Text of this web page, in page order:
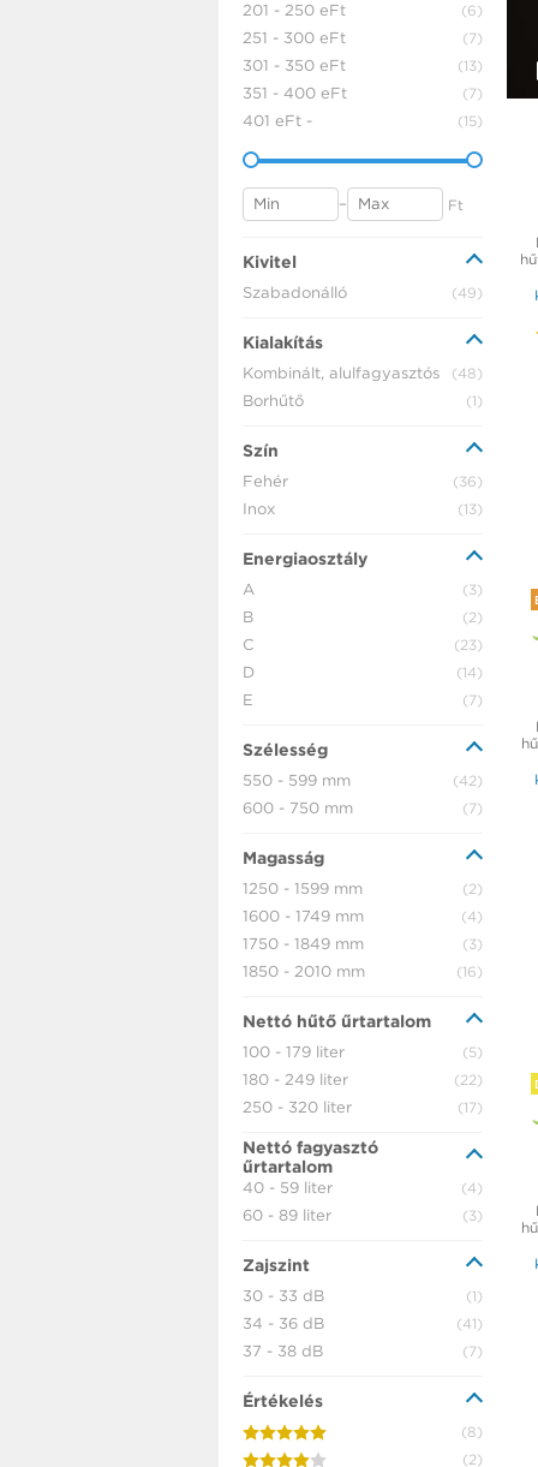
201 - 250 eFt
(6)
251 - 300 eFt
(7)
301 - 350 eFt
(13)
351 - 400 eFt
(7)
401 eFt -
(15)
– Ft
Kivitel
Szabadonálló (49)
Kialakítás
Kombinált, alulfagyasztós
(48)
Borhűtő
(1)
Szín
Fehér
(36)
Inox
(13)
Energiaosztály
A
(3)
B
(2)
C
(23)
D
(14)
E
(7)
Szélesség
550 - 599 mm
(42)
600 - 750 mm
(7)
Magasság
1250 - 1599 mm
(2)
1600 - 1749 mm
(4)
1750 - 1849 mm
(3)
1850 - 2010 mm
(16)
Nettó hűtő űrtartalom
100 - 179 liter
(5)
180 - 249 liter
(22)
250 - 320 liter
(17)
Nettó fagyasztó
űrtartalom
40 - 59 liter
(4)
60 - 89 liter
(3)
Zajszint
30 - 33 dB
(1)
34 - 36 dB
(41)
37 - 38 dB
(7)
Értékelés
(8)
(2)